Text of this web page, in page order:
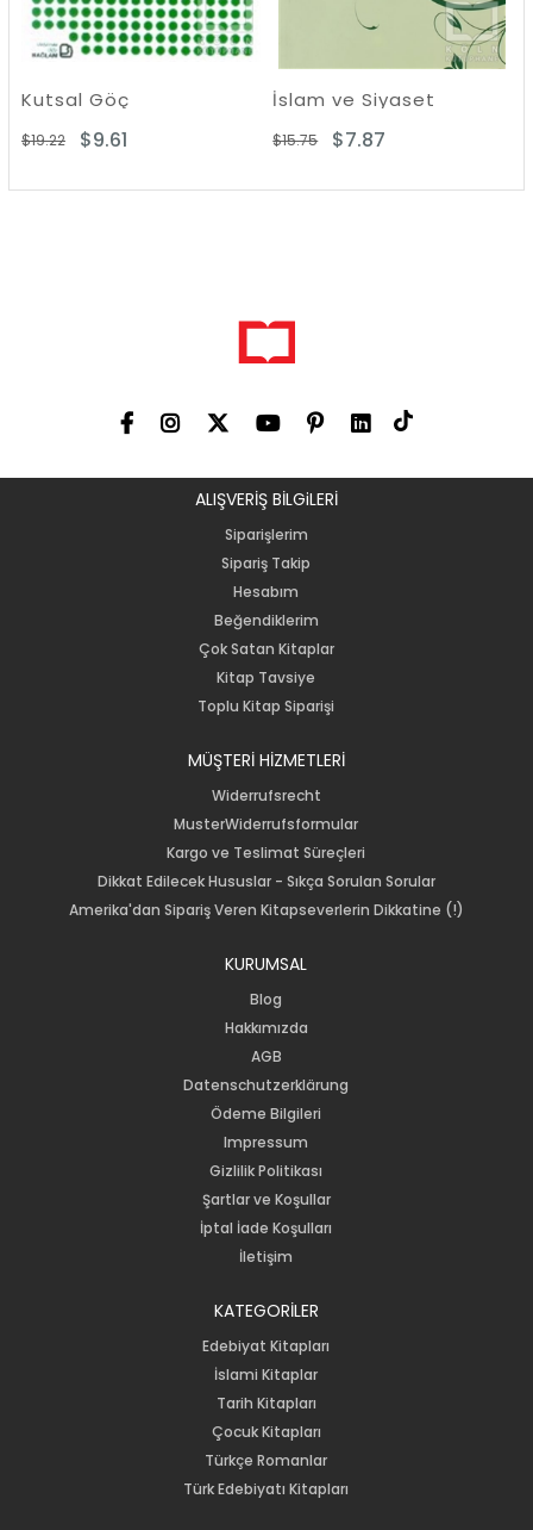
Göç
$9.61
İslam ve Siyaset
$7.87
$15.75
ALIŞVERİŞ BİLGiLERİ
Siparişlerim
Sipariş Takip
Hesabım
Beğendiklerim
Çok Satan Kitaplar
Kitap Tavsiye
Toplu Kitap Siparişi
MÜŞTERİ HİZMETLERİ
Widerrufsrecht
MusterWiderrufsformular
Kargo ve Teslimat Süreçleri
Dikkat Edilecek Hususlar - Sıkça Sorulan Sorular
Amerika'dan Sipariş Veren Kitapseverlerin Dikkatine (!)
KURUMSAL
Blog
Hakkımızda
AGB
Datenschutzerklärung
Ödeme Bilgileri
Impressum
Gizlilik Politikası
Şartlar ve Koşullar
İptal İade Koşulları
İletişim
KATEGORİLER
Edebiyat Kitapları
İslami Kitaplar
Tarih Kitapları
Çocuk Kitapları
Türkçe Romanlar
Türk Edebiyatı Kitapları